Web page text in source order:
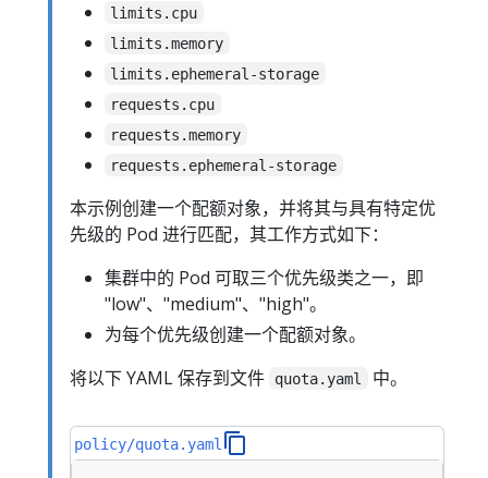
limits.cpu
limits.memory
limits.ephemeral-storage
requests.cpu
requests.memory
requests.ephemeral-storage
本示例创建一个配额对象，并将其与具有特定优
先级的 Pod 进行匹配，其工作方式如下：
集群中的 Pod 可取三个优先级类之一，即
"low"、"medium"、"high"。
为每个优先级创建一个配额对象。
将以下 YAML 保存到文件
quota.yaml 中。
policy/quota.yaml